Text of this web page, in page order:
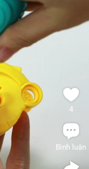
4
Bình luận